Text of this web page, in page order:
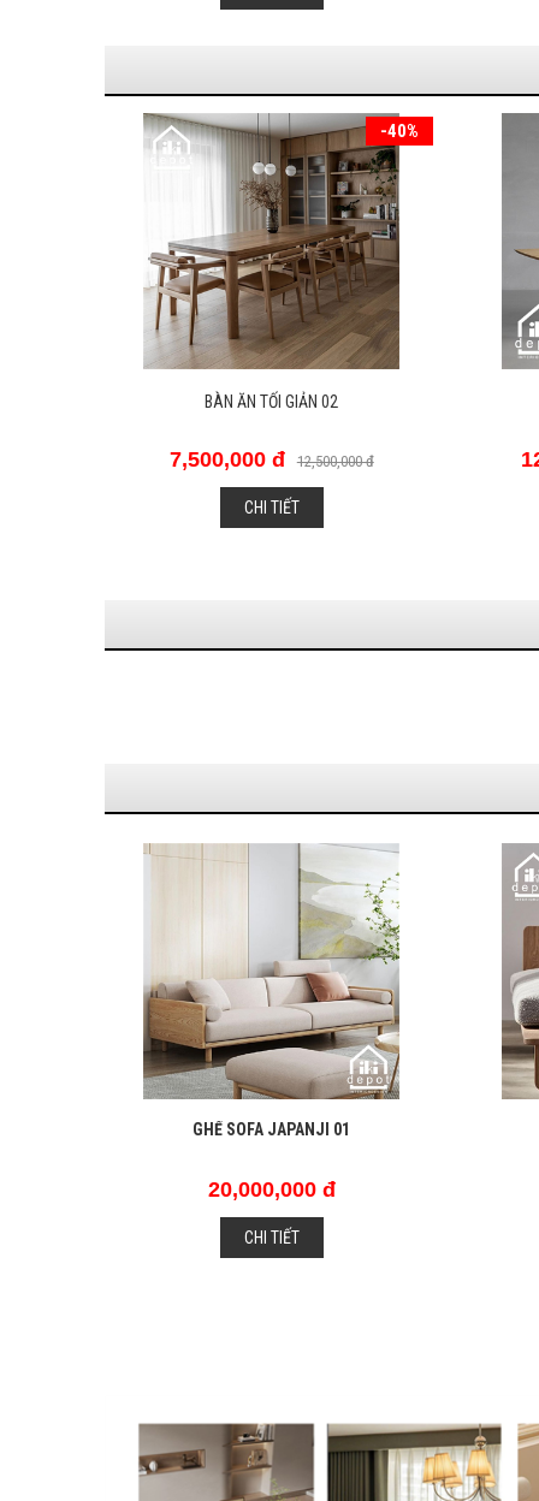
-40%
BÀN ĂN 11
12,000,000 đ 20,000,000 đ
CHI TIẾT
GHẾ SOFA JAPANJI 01
20,000,000 đ
CHI TIẾT